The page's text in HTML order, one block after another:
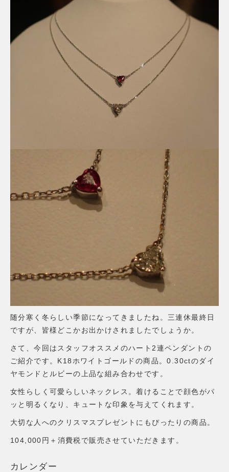
随分寒く冬らしい季節になってきましたね。三連休最終日
ですが、皆様どこかお出かけされましたでしょうか。
さて、今回はスタッフオススメのハート2連ペンダントの
ご紹介です。K18ホワイトゴールドの商品。0.30ctのダイ
ヤモンドとルビーの上品な組み合わせです。
女性らしく可愛らしいネックレス。着けることで顔色がパ
ッと明るくなり、キュートな印象を与えてくれます。
大切な人へのクリスマスプレゼントにもぴったりの商品。
104,000円＋消費税で販売させていただきます。
カレンダー